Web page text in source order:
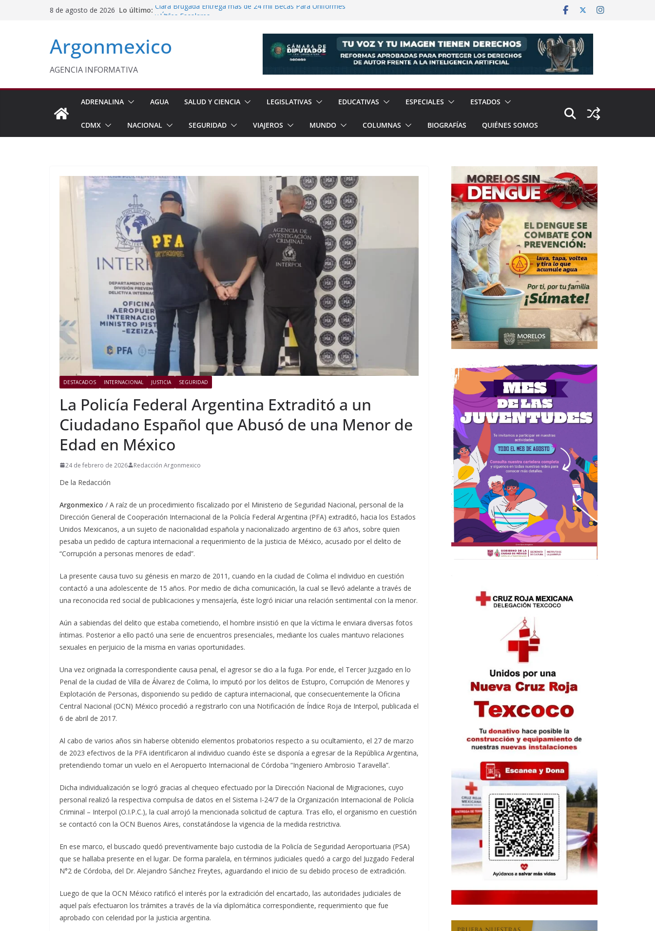
8 de agosto de 2026 Lo último: Clara Brugada Entrega más de 24 mil Becas Para Uniformes
Chimalhuacán
Sheinbaum Entrega Pensión Mujeres Bienestar a
y Perú
Argonmexico
AGENCIA INFORMATIVA
ADRENALINA AGUA SALUD Y CIENCIA LEGISLATIVAS EDUCATIVAS ESPECIALES ESTADOS
CDMX NACIONAL SEGURIDAD VIAJEROS MUNDO COLUMNAS BIOGRAFÍAS QUIÉNES SOMOS
DESTACADOS INTERNACIONAL JUSTICIA SEGURIDAD
La Policía Federal Argentina Extraditó a un
Ciudadano Español que Abusó de una Menor de
Edad en México
24 de febrero de 2026 Redacción Argonmexico
De la Redacción
Argonmexico / A raíz de un procedimiento fiscalizado por el Ministerio de Seguridad Nacional, personal de la
Dirección General de Cooperación Internacional de la Policía Federal Argentina (PFA) extraditó, hacia los Estados
Unidos Mexicanos, a un sujeto de nacionalidad española y nacionalizado argentino de 63 años, sobre quien
pesaba un pedido de captura internacional a requerimiento de la justicia de México, acusado por el delito de
“Corrupción a personas menores de edad”.
La presente causa tuvo su génesis en marzo de 2011, cuando en la ciudad de Colima el individuo en cuestión
contactó a una adolescente de 15 años. Por medio de dicha comunicación, la cual se llevó adelante a través de
una reconocida red social de publicaciones y mensajería, éste logró iniciar una relación sentimental con la menor.
Aún a sabiendas del delito que estaba cometiendo, el hombre insistió en que la víctima le enviara diversas fotos
íntimas. Posterior a ello pactó una serie de encuentros presenciales, mediante los cuales mantuvo relaciones
sexuales en perjuicio de la misma en varias oportunidades.
Una vez originada la correspondiente causa penal, el agresor se dio a la fuga. Por ende, el Tercer Juzgado en lo
Penal de la ciudad de Villa de Álvarez de Colima, lo imputó por los delitos de Estupro, Corrupción de Menores y
Explotación de Personas, disponiendo su pedido de captura internacional, que consecuentemente la Oficina
Central Nacional (OCN) México procedió a registrarlo con una Notificación de Índice Roja de Interpol, publicada el
6 de abril de 2017.
Al cabo de varios años sin haberse obtenido elementos probatorios respecto a su ocultamiento, el 27 de marzo
de 2023 efectivos de la PFA identificaron al individuo cuando éste se disponía a egresar de la República Argentina,
pretendiendo tomar un vuelo en el Aeropuerto Internacional de Córdoba “Ingeniero Ambrosio Taravella”.
Dicha individualización se logró gracias al chequeo efectuado por la Dirección Nacional de Migraciones, cuyo
personal realizó la respectiva compulsa de datos en el Sistema I-24/7 de la Organización Internacional de Policía
Criminal – Interpol (O.I.P.C.), la cual arrojó la mencionada solicitud de captura. Tras ello, el organismo en cuestión
se contactó con la OCN Buenos Aires, constatándose la vigencia de la medida restrictiva.
En ese marco, el buscado quedó preventivamente bajo custodia de la Policía de Seguridad Aeroportuaria (PSA)
que se hallaba presente en el lugar. De forma paralela, en términos judiciales quedó a cargo del Juzgado Federal
N°2 de Córdoba, del Dr. Alejandro Sánchez Freytes, aguardando el inicio de su debido proceso de extradición.
Luego de que la OCN México ratificó el interés por la extradición del encartado, las autoridades judiciales de
aquel país efectuaron los trámites a través de la vía diplomática correspondiente, requerimiento que fue
aprobado con celeridad por la justicia argentina.